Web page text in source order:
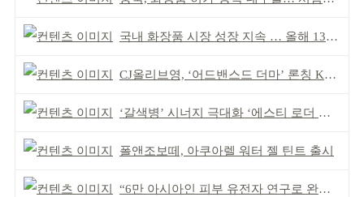
국내 화장품 시장 성장 지속 … 올해 139억 달러 전망
CJ올리브영, ‘어드밴스드 더마’ 론칭 K더마 육성 박차
‘갈색병’ 시너지 극대화 ‘에스티 로더 스킨부스터’ 출시
폴앤조보떼, 아쿠아렐 워터 젤 틴트 출시
“6만 아시아인 피부 유전자 연구로 완성” 한·중 동시 출시